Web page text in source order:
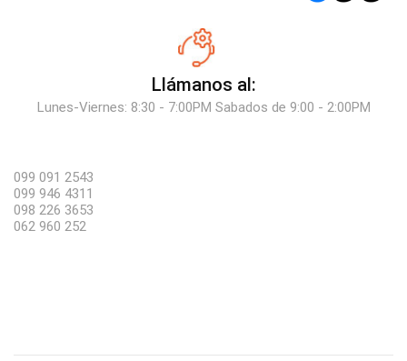
Llámanos al:
Lunes-Viernes: 8:30 - 7:00PM Sabados de 9:00 - 2:00PM
099 091 2543
099 946 4311
098 226 3653
062 960 252